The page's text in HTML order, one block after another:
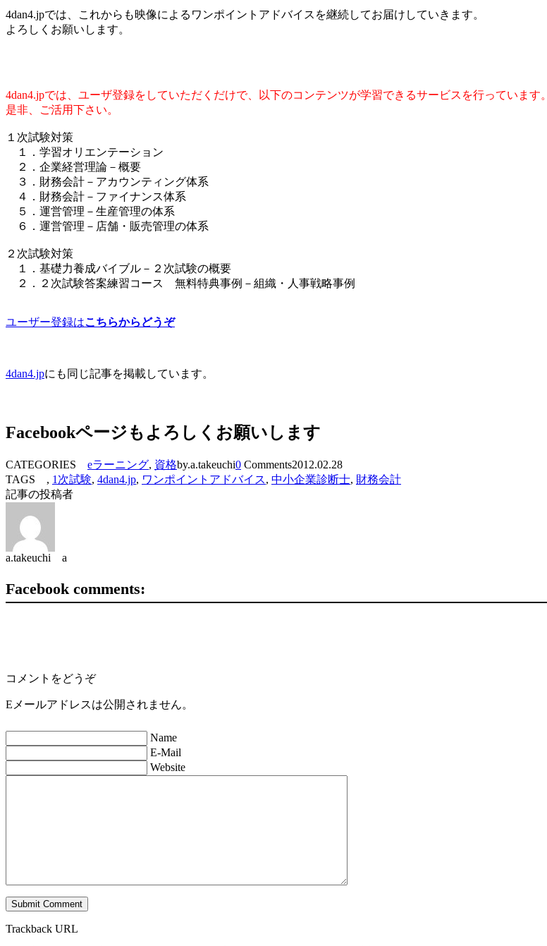
4dan4.jpでは、これからも映像によるワンポイントアドバイスを継続してお届けしていきます。
よろしくお願いします。
4dan4.jpでは、ユーザ登録をしていただくだけで、以下のコンテンツが学習できるサービスを行っています。
是非、ご活用下さい。
１次試験対策
１．学習オリエンテーション
２．企業経営理論－概要
３．財務会計－アカウンティング体系
４．財務会計－ファイナンス体系
５．運営管理－生産管理の体系
６．運営管理－店舗・販売管理の体系
２次試験対策
１．基礎力養成バイブル－２次試験の概要
２．２次試験答案練習コース 無料特典事例－組織・人事戦略事例
ユーザー登録はこちらからどうぞ
4dan4.jpにも同じ記事を掲載しています。
Facebookページもよろしくお願いします
CATEGORIES eラーニング, 資格by.a.takeuchi0 Comments2012.02.28
TAGS , 1次試験, 4dan4.jp, ワンポイントアドバイス, 中小企業診断士, 財務会計
記事の投稿者
a.takeuchi a
Facebook comments:
コメントをどうぞ
Eメールアドレスは公開されません。
Name
E-Mail
Website
Trackback URL